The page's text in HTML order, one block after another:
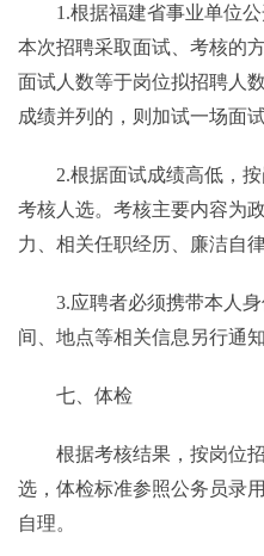
1.根据福建省事业单位
本次招聘采取面试、考核的
面试人数等于岗位拟招聘人
成绩并列的，则加试一场面
2.根据面试成绩高低，
考核人选。考核主要内容为
力、相关任职经历、廉洁自律
3.应聘者必须携带本人
间、地点等相关信息另行通知
七、体检
根据考核结果，按岗位
选，体检标准参照公务员录
自理。